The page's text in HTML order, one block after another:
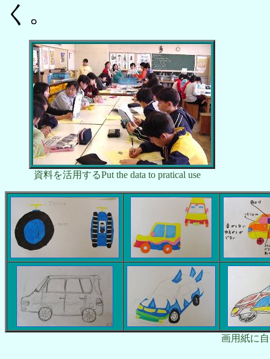
く。
資料を活用するPut the data to pratical use
画用紙に